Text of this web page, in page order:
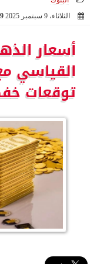
الثلاثاء، 9 سبتمبر 2025
أسعار
القياسي
توقعات